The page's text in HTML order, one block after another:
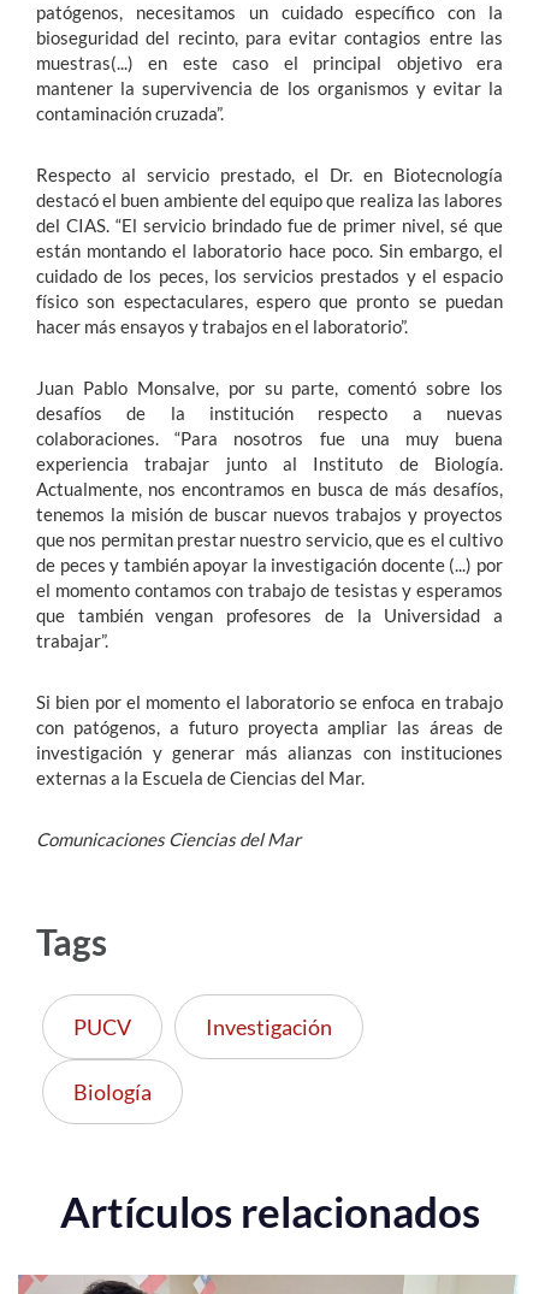
patógenos, necesitamos un cuidado específico con la
bioseguridad del recinto, para evitar contagios entre las
muestras(...) en este caso el principal objetivo era
mantener la supervivencia de los organismos y evitar la
contaminación cruzada”.
Respecto al servicio prestado, el Dr. en Biotecnología
destacó el buen ambiente del equipo que realiza las labores
del CIAS. “El servicio brindado fue de primer nivel, sé que
están montando el laboratorio hace poco. Sin embargo, el
cuidado de los peces, los servicios prestados y el espacio
físico son espectaculares, espero que pronto se puedan
hacer más ensayos y trabajos en el laboratorio”.
Juan Pablo Monsalve, por su parte, comentó sobre los
desafíos de la institución respecto a nuevas
colaboraciones. “Para nosotros fue una muy buena
experiencia trabajar junto al Instituto de Biología.
Actualmente, nos encontramos en busca de más desafíos,
tenemos la misión de buscar nuevos trabajos y proyectos
que nos permitan prestar nuestro servicio, que es el cultivo
de peces y también apoyar la investigación docente (...) por
el momento contamos con trabajo de tesistas y esperamos
que también vengan profesores de la Universidad a
trabajar”.
Si bien por el momento el laboratorio se enfoca en trabajo
con patógenos, a futuro proyecta ampliar las áreas de
investigación y generar más alianzas con instituciones
externas a la Escuela de Ciencias del Mar.
Comunicaciones Ciencias del Mar
Tags
PUCV Investigación
Biología
Artículos relacionados